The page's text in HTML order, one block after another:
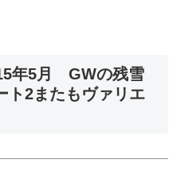
年5月 GWの残雪
ト2またもヴァリエ